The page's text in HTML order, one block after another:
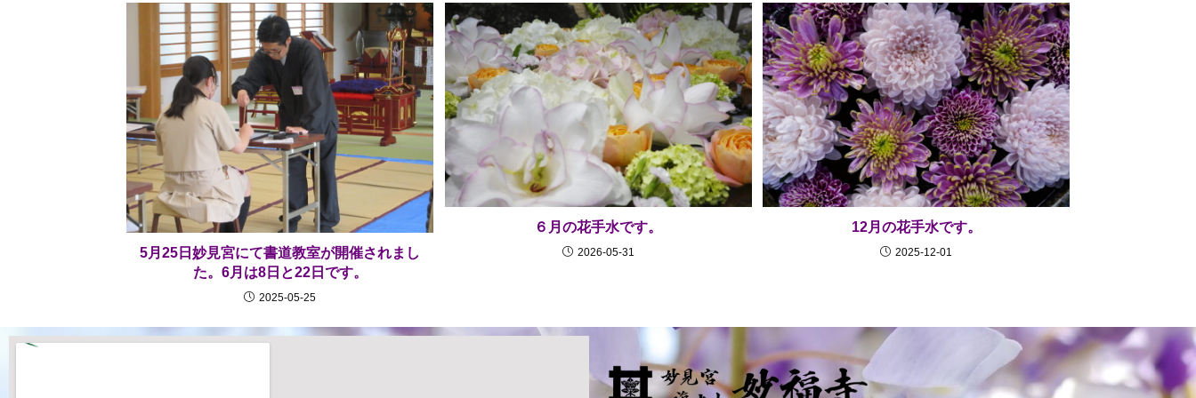
5月25日妙見宮にて書道教室が開催されまし
た。6月は8日と22日です。
2025-05-25
６月の花手水です。
2026-05-31
12月の花手水です。
2025-12-01